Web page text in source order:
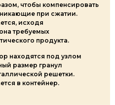
чтобы компенсировать
при сжатии.
исходя
требуемых
продукта.
находятся под узлом
размер гранул
решетки.
в контейнер.